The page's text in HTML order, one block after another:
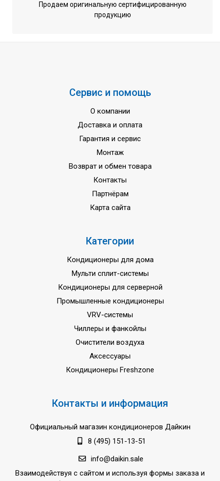
Продаем оригинальную сертифицированную
продукцию
Сервис и помощь
О компании
Доставка и оплата
Гарантия и сервис
Монтаж
Возврат и обмен товара
Контакты
Партнёрам
Карта сайта
Категории
Кондиционеры для дома
Мульти сплит-системы
Кондиционеры для серверной
Промышленные кондиционеры
VRV-системы
Чиллеры и фанкойлы
Очистители воздуха
Аксессуары
Кондиционеры Freshzone
Контакты и информация
Официальный магазин кондиционеров Дайкин
8 (495) 151-13-51
info@daikin.sale
Взаимодействуя с сайтом и используя формы заказа и